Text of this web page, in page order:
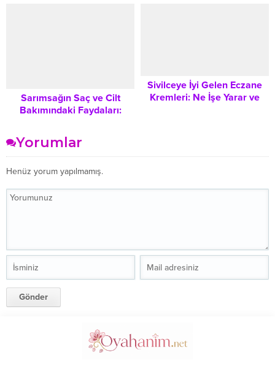
Sarımsağın Saç ve Cilt
Bakımındaki Faydaları:
Sivilceye İyi Gelen Eczane
Kremleri: Ne İşe Yarar ve
Yorumlar
Henüz yorum yapılmamış.